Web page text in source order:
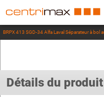
BRPX 413 SGD-34 Alfa Laval Séparateur à bol
Détails du produit